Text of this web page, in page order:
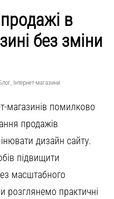
в
без зміни
Інтернет-магазини
магазинів помилково
продажів
дизайн сайту.
підвищити
масштабного
розглянемо практичні